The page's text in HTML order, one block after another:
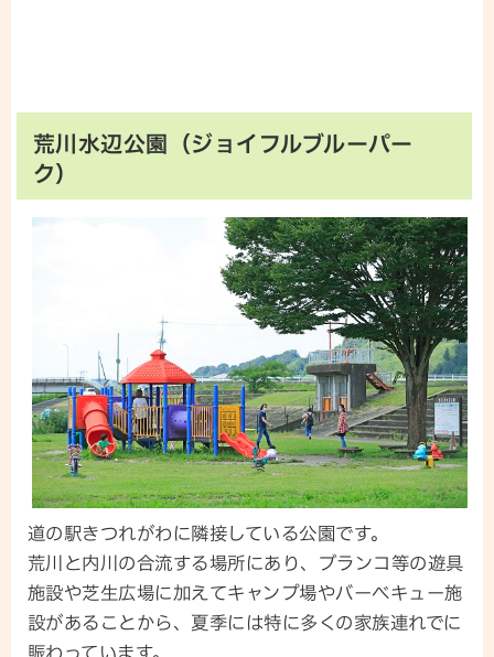
荒川水辺公園（ジョイフルブルーパー
ク）
道の駅きつれがわに隣接している公園です。
荒川と内川の合流する場所にあり、ブランコ等の遊具
施設や芝生広場に加えてキャンプ場やバーベキュー施
設があることから、夏季には特に多くの家族連れでに
賑わっています。